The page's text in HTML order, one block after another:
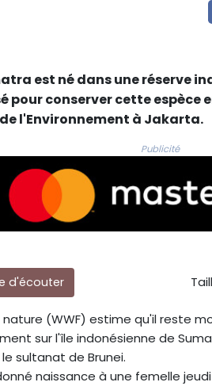
est né dans une réserve
pour conserver cette espèce
l'Environnement à Jakarta.
Publicité
d'écouter
nature (WWF) estime qu'il reste
sur l'île indonésienne de
sultanat de Brunei.
naissance à une femelle